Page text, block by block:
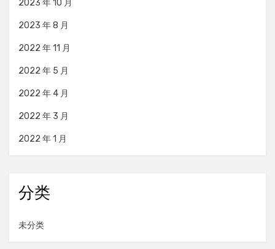
2023 年 10 月
2023 年 8 月
2022 年 11 月
2022 年 5 月
2022 年 4 月
2022 年 3 月
2022 年 1 月
分类
未分类